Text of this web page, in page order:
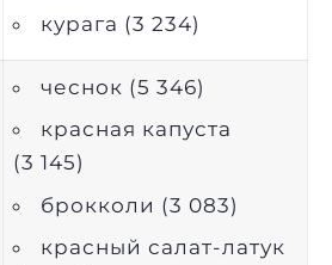
курага (3 234)
чеснок (5 346)
красная капуста
(3 145)
брокколи (3 083)
красный салат-латук